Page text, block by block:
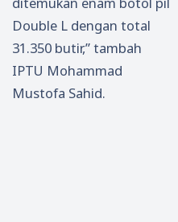
Double L dengan total
31.350 butir,” tambah
IPTU Mohammad
Mustofa Sahid.